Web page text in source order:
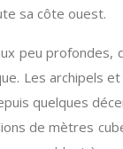
sa côte ouest.
peu
Les archipels
quelques
de mètres